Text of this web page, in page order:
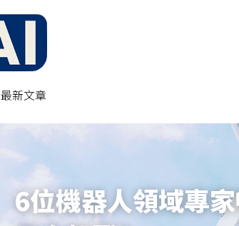
最新文章
6位機器人領域專